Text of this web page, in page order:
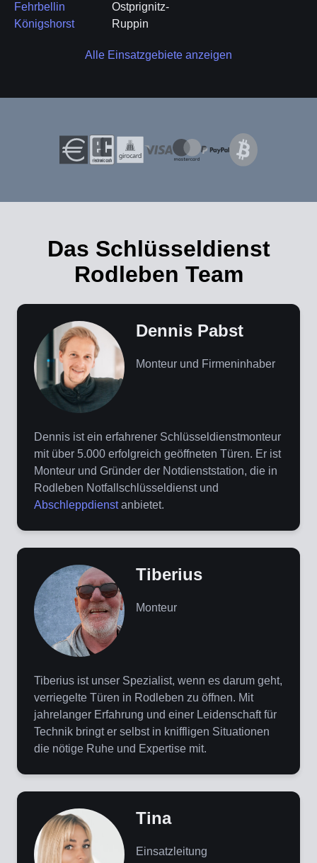
Fehrbellin
Königshorst
Ostprignitz-
Ruppin
Alle Einsatzgebiete anzeigen
Das Schlüsseldienst
Rodleben Team
Dennis Pabst
Monteur und Firmeninhaber
Dennis ist ein erfahrener Schlüsseldienstmonteur
mit über 5.000 erfolgreich geöffneten Türen. Er ist
Monteur und Gründer der Notdienststation, die in
Rodleben Notfallschlüsseldienst und
Abschleppdienstanbietet.
Tiberius
Monteur
Tiberius ist unser Spezialist, wenn es darum geht,
verriegelte Türen in Rodleben zu öffnen. Mit
jahrelanger Erfahrung und einer Leidenschaft für
Technik bringt er selbst in kniffligen Situationen
die nötige Ruhe und Expertise mit.
Tina
Einsatzleitung